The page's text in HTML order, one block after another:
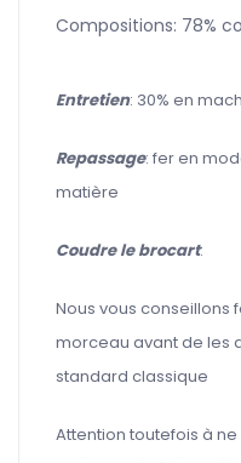
Compositions: 78%
Entretien: 30% en
Repassage: fer en
matière
Coudre le brocart:
Nous vous conseillons
morceau avant de les
standard classique
Attention toutefois à